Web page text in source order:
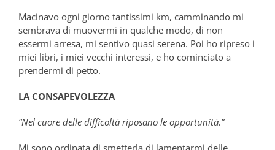
Macinavo ogni giorno tantissimi km, camminando mi
sembrava di muovermi in qualche modo, di non
essermi arresa, mi sentivo quasi serena. Poi ho ripreso i
miei libri, i miei vecchi interessi, e ho cominciato a
prendermi di petto.
LA CONSAPEVOLEZZA
“Nel cuore delle difficoltà riposano le opportunità.”
Mi sono ordinata di smetterla di lamentarmi delle